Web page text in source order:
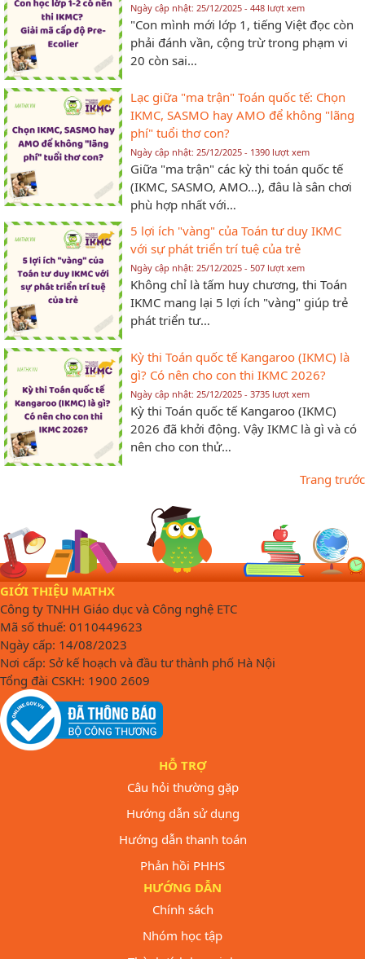
Ngày cập nhật: 25/12/2025 - 448 lượt xem
"Con mình mới lớp 1, tiếng Việt đọc còn
phải đánh vần, cộng trừ trong phạm vi
20 còn sai…
Lạc giữa "ma trận" Toán quốc tế: Chọn
IKMC, SASMO hay AMO để không "lãng
phí" tuổi thơ con?
Ngày cập nhật: 25/12/2025 - 1390 lượt xem
Giữa "ma trận" các kỳ thi toán quốc tế
(IKMC, SASMO, AMO...), đâu là sân chơi
phù hợp nhất với…
5 lợi ích "vàng" của Toán tư duy IKMC
với sự phát triển trí tuệ của trẻ
Ngày cập nhật: 25/12/2025 - 507 lượt xem
Không chỉ là tấm huy chương, thi Toán
IKMC mang lại 5 lợi ích "vàng" giúp trẻ
phát triển tư…
Kỳ thi Toán quốc tế Kangaroo (IKMC) là
gì? Có nên cho con thi IKMC 2026?
Ngày cập nhật: 25/12/2025 - 3735 lượt xem
Kỳ thi Toán quốc tế Kangaroo (IKMC)
2026 đã khởi động. Vậy IKMC là gì và có
nên cho con thử…
Trang trước
GIỚI THIỆU MATHX
Công ty TNHH Giáo dục và Công nghệ ETC
Mã số thuế: 0110449623
Ngày cấp: 14/08/2023
Nơi cấp: Sở kế hoạch và đầu tư thành phố Hà Nội
Tổng đài CSKH: 1900 2609
HỖ TRỢ
Câu hỏi thường gặp
Hướng dẫn sử dụng
Hướng dẫn thanh toán
Phản hồi PHHS
HƯỚNG DẪN
Chính sách
Nhóm học tập